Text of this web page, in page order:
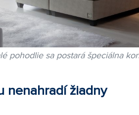
pohodlie sa postará špeciálna
nenahradí žiadny